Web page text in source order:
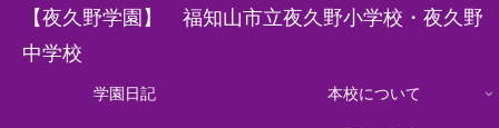
【夜久野学園】 福知山市立夜久野小学校・夜久野
中学校
学園日記 本校について